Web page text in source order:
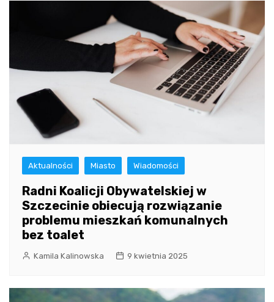
Aktualności Miasto Wiadomości
Radni Koalicji Obywatelskiej w
Szczecinie obiecują rozwiązanie
problemu mieszkań komunalnych
bez toalet
Kamila Kalinowska 9 kwietnia 2025